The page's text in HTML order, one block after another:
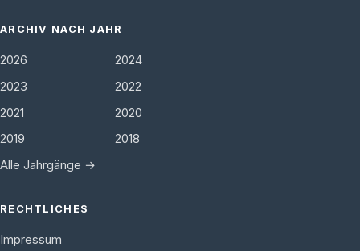
ARCHIV NACH JAHR
2026
2024
2023
2022
2021
2020
2019
2018
Alle Jahrgänge →
RECHTLICHES
Impressum